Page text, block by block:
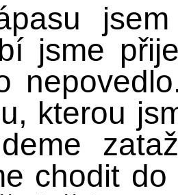
jsme
kterou
chodit